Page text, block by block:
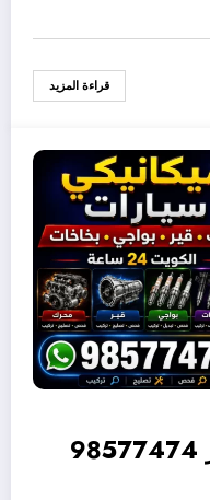
قراءة المزيد
تصليح سيارات لاندكروزر 98577474